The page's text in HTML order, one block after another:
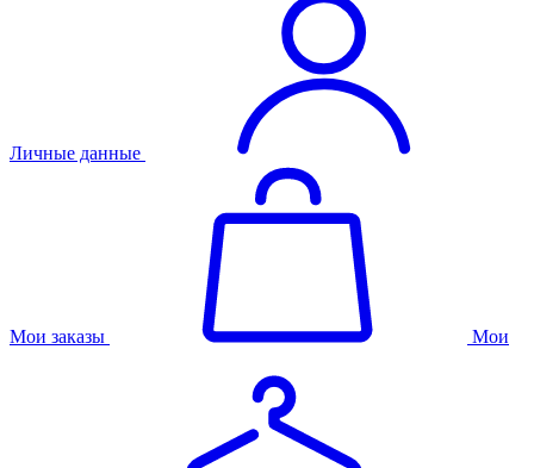
Личные данные
Мои заказы Мои